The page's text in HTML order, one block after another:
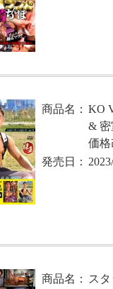
商品名： KO
& 密
価
発売日：
商品名：
ス